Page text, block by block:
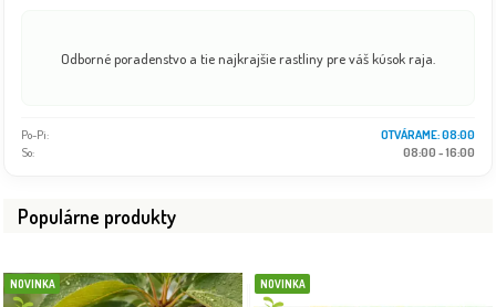
Odborné poradenstvo a tie najkrajšie rastliny pre váš kúsok raja.
Po-Pi:
08:00 - 18:00
So:
08:00 - 16:00
Populárne produkty
NOVINKA NOVINKA